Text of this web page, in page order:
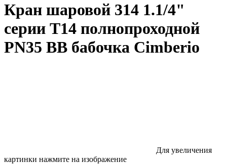
Кран шаровой 314 1.1/4"
серии Т14 полнопроходной
PN35 BB бабочка Cimberio
Для увеличения
картинки нажмите на изображение